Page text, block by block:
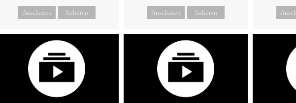
Anschauen Anhören Anschauen Anhören